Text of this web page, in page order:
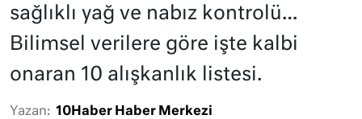
sağlıklı yağ ve nabız kontrolü…
Bilimsel verilere göre işte kalbi
onaran 10 alışkanlık listesi.
Yazan: 10Haber Haber Merkezi